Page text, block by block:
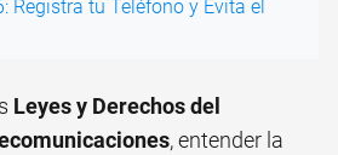
Registra tu Teléfono y Evita el
Leyes y Derechos del
, entender la